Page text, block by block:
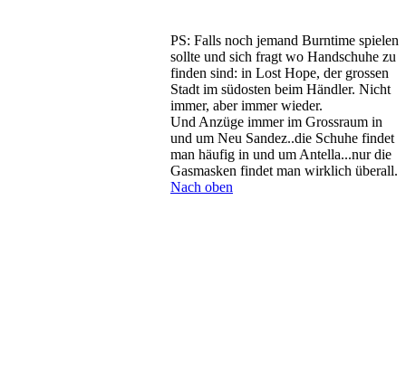
PS: Falls noch jemand Burntime spielen
sollte und sich fragt wo Handschuhe zu
finden sind: in Lost Hope, der grossen
Stadt im südosten beim Händler. Nicht
immer, aber immer wieder.
Und Anzüge immer im Grossraum in
und um Neu Sandez..die Schuhe findet
man häufig in und um Antella...nur die
Gasmasken findet man wirklich überall.
Nach oben